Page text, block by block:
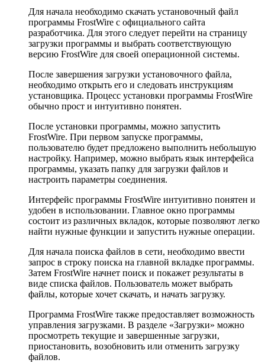
Для начала необходимо скачать установочный файл
программы FrostWire с официального сайта
разработчика. Для этого следует перейти на страницу
загрузки программы и выбрать соответствующую
версию FrostWire для своей операционной системы.
После завершения загрузки установочного файла,
необходимо открыть его и следовать инструкциям
установщика. Процесс установки программы FrostWire
обычно прост и интуитивно понятен.
После установки программы, можно запустить
FrostWire. При первом запуске программы,
пользователю будет предложено выполнить небольшую
настройку. Например, можно выбрать язык интерфейса
программы, указать папку для загрузки файлов и
настроить параметры соединения.
Интерфейс программы FrostWire интуитивно понятен и
удобен в использовании. Главное окно программы
состоит из различных вкладок, которые позволяют легко
найти нужные функции и запустить нужные операции.
Для начала поиска файлов в сети, необходимо ввести
запрос в строку поиска на главной вкладке программы.
Затем FrostWire начнет поиск и покажет результаты в
виде списка файлов. Пользователь может выбрать
файлы, которые хочет скачать, и начать загрузку.
Программа FrostWire также предоставляет возможность
управления загрузками. В разделе «Загрузки» можно
просмотреть текущие и завершенные загрузки,
приостановить, возобновить или отменить загрузку
файлов.